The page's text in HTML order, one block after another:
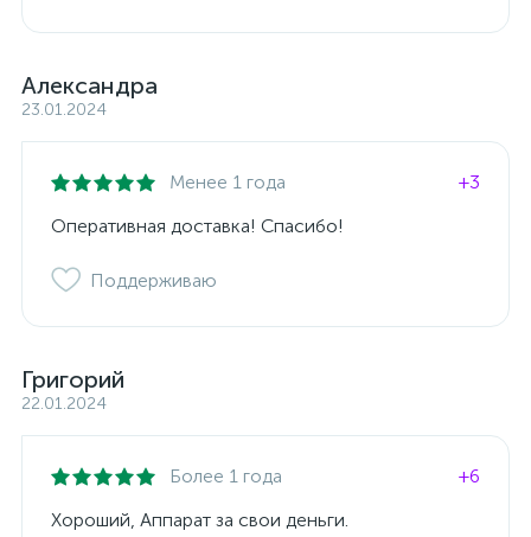
Александра
23.01.2024
Менее 1 года
+3
Оперативная доставка! Спасибо!
Поддерживаю
Григорий
22.01.2024
Более 1 года
+6
Хороший, Аппарат за свои деньги.